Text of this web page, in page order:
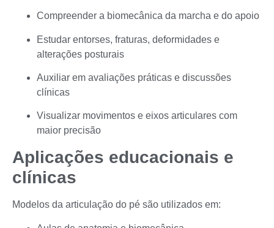
Compreender a biomecânica da marcha e do apoio
Estudar entorses, fraturas, deformidades e
alterações posturais
Auxiliar em avaliações práticas e discussões
clínicas
Visualizar movimentos e eixos articulares com
maior precisão
Aplicações educacionais e
clínicas
Modelos da articulação do pé são utilizados em: